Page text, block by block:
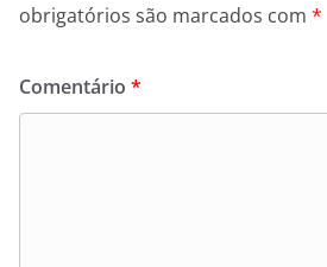
obrigatórios são marcados com *
Comentário *